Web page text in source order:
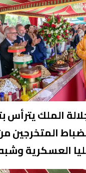
الملك
المتخرجين
العسكرية